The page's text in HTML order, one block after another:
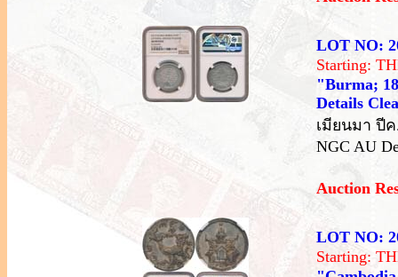
LOT NO:
Starting:
"Burma;
Details
เมียนมา ปี
NGC AU
Auction
LOT NO:
Starting: